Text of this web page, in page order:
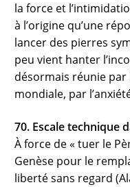
la force et
à l’origine qu’une
lancer des pierres
peu vient hanter
désormais réunie
mondiale, par
70. Escale technique
À force de « tuer le
Genèse pour le
liberté sans regard